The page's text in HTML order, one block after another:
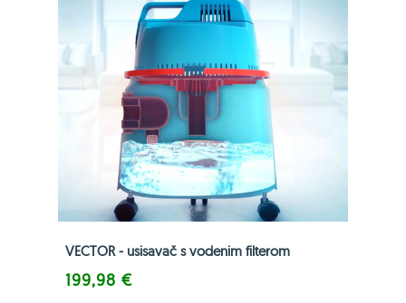
VECTOR - usisavač s vodenim filterom
199,98 €